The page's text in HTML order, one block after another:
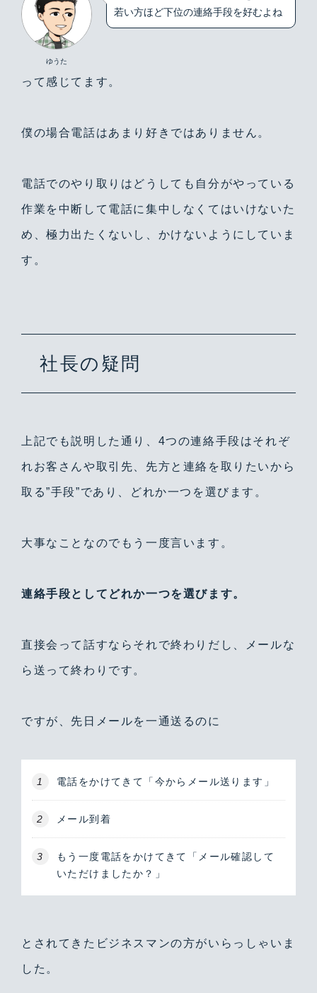
ゆうた
若い方ほど下位の連絡手段を好むよね
って感じてます。
僕の場合電話はあまり好きではありません。
電話でのやり取りはどうしても自分がやっている
作業を中断して電話に集中しなくてはいけないた
め、極力出たくないし、かけないようにしていま
す。
社長の疑問
上記でも説明した通り、4つの連絡手段はそれぞ
れお客さんや取引先、先方と連絡を取りたいから
取る”手段”であり、どれか一つを選びます。
大事なことなのでもう一度言います。
連絡手段としてどれか一つを選びます。
直接会って話すならそれで終わりだし、メールな
ら送って終わりです。
ですが、先日メールを一通送るのに
電話をかけてきて「今からメール送ります」
メール到着
もう一度電話をかけてきて「メール確認して
いただけましたか？」
とされてきたビジネスマンの方がいらっしゃいま
した。